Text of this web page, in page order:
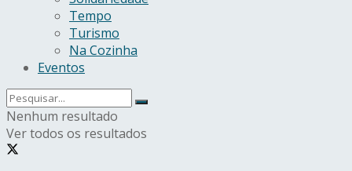
Tempo
Turismo
Na Cozinha
Eventos
Nenhum resultado
Ver todos os resultados